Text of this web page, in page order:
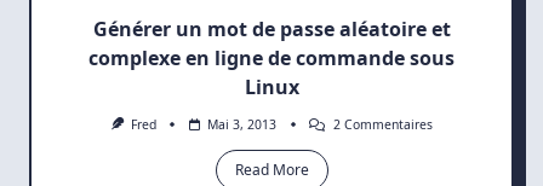
Générer un mot de passe aléatoire et
complexe en ligne de commande sous
Linux
Fred Mai 3, 2013 2 CommentairesSur
Read More